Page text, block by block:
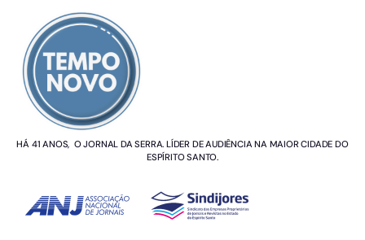
HÁ 41 ANOS, O JORNAL DA SERRA. LÍDER DE AUDIÊNCIA NA MAIOR CIDADE DO
ESPÍRITO SANTO.